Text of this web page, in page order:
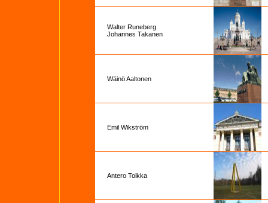
Walter Runeberg
Johannes Takanen
Wäinö Aaltonen
Emil Wikström
Antero Toikka